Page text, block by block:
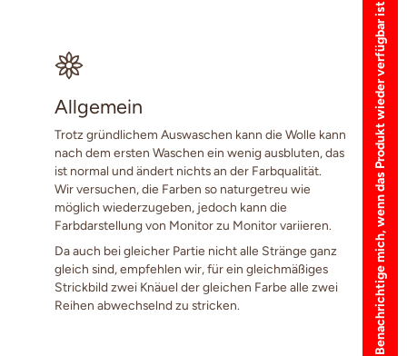
Allgemein
Trotz gründlichem Auswaschen kann die Wolle kann
nach dem ersten Waschen ein wenig ausbluten, das
ist normal und ändert nichts an der Farbqualität.
Wir versuchen, die Farben so naturgetreu wie
möglich wiederzugeben, jedoch kann die
Farbdarstellung von Monitor zu Monitor variieren.
Da auch bei gleicher Partie nicht alle Stränge ganz
gleich sind, empfehlen wir, für ein gleichmäßiges
Strickbild zwei Knäuel der gleichen Farbe alle zwei
Reihen abwechselnd zu stricken.
Benachrichtige mich, wenn das Produkt wieder verfügbar ist